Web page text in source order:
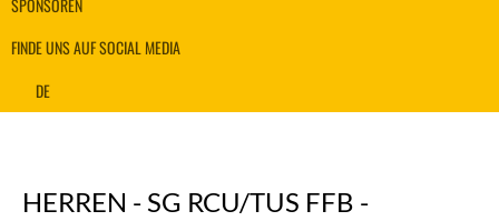
SPONSOREN
FINDE UNS AUF SOCIAL MEDIA
DE
HERREN - SG RCU/TUS FFB -